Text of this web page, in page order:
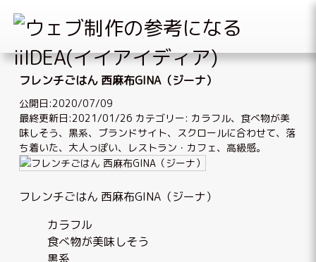
Skip
content
フレンチごはん 西麻布GINA（ジーナ）
公開日:2020/07/09
最終更新日:2021/01/26 カテゴリー: カラフル、 食べ物が美
味しそう、 黒系、 ブランドサイト、 スクロールに合わせて、 落
ち着いた、大人っぽい、 レストラン・カフェ、 高級感。
フレンチごはん 西麻布GINA（ジーナ）
カラフル
食べ物が美味しそう
黒系